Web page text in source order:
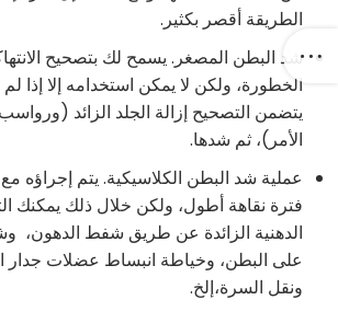
الطريقة أقصر بكثير.
شد البطن المصغر. يسمح لك بتصحيح
الخطورة، ولكن لا يمكن استخدامه إلا إذا
يتضمن التصحيح إزالة الجلد الزائد
الأمر)، ثم شدها.
عملية شد البطن الكلاسيكية. يتم إجراؤه
فترة نقاهة أطول، ولكن خلال ذلك يمكنك
الدهنية الزائدة عن طريق شفط الدهون،
على البطن، وخياطة انبساط عضلات جدار
ونقل السرة،إلخ.